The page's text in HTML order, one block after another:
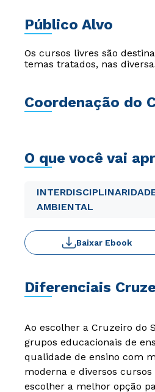
Público Alvo
Os cursos livres são
temas tratados, nas
Coordenação do
O que você vai
AMBIENTAL
Baixar Ebook
Diferenciais
Ao escolher a Cruzeiro do
grupos educacionais de
qualidade de ensino com
moderna e diversos
escolher a melhor opção